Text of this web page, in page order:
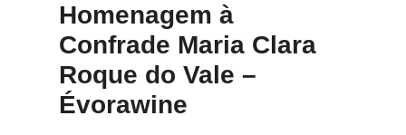
Homenagem à
Confrade Maria Clara
Roque do Vale –
Évorawine